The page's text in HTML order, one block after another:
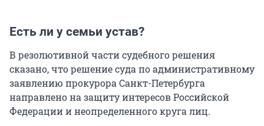
Есть ли у семьи устав?
В резолютивной части судебного решения
сказано, что решение суда по административному
заявлению прокурора Санкт-Петербурга
направлено на защиту интересов Российской
Федерации и неопределенного круга лиц.